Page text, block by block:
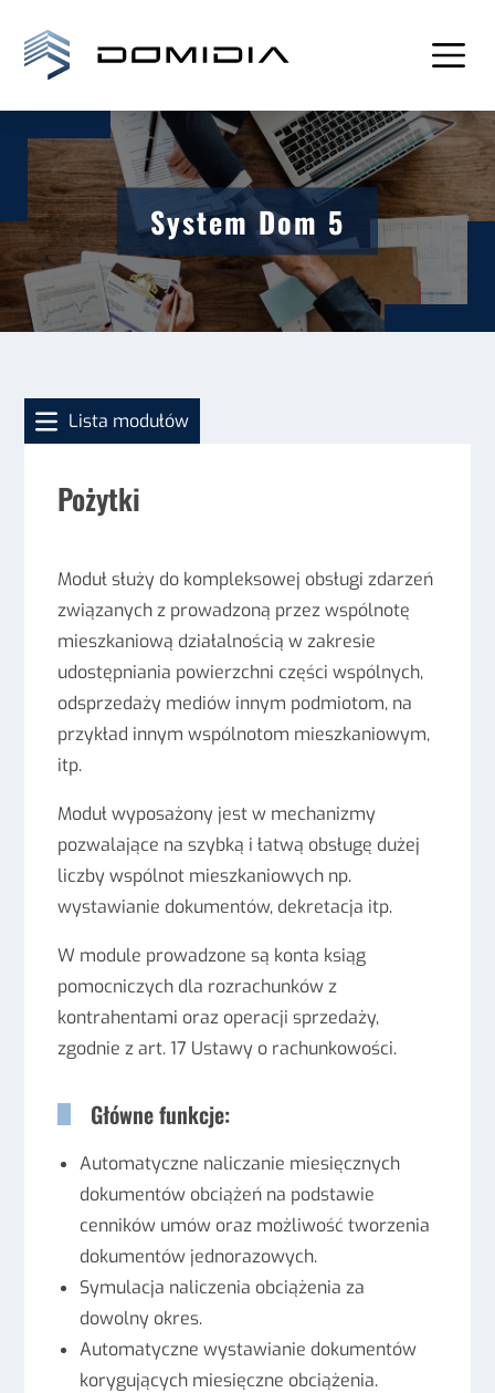
System Dom 5
Lista modułów
Pożytki
Moduł służy do kompleksowej obsługi zdarzeń
związanych z prowadzoną przez wspólnotę
mieszkaniową działalnością w zakresie
udostępniania powierzchni części wspólnych,
odsprzedaży mediów innym podmiotom, na
przykład innym wspólnotom mieszkaniowym,
itp.
Moduł wyposażony jest w mechanizmy
pozwalające na szybką i łatwą obsługę dużej
liczby wspólnot mieszkaniowych np.
wystawianie dokumentów, dekretacja itp.
W module prowadzone są konta ksiąg
pomocniczych dla rozrachunków z
kontrahentami oraz operacji sprzedaży,
zgodnie z art. 17 Ustawy o rachunkowości.
Główne funkcje:
Automatyczne naliczanie miesięcznych
dokumentów obciążeń na podstawie
cenników umów oraz możliwość tworzenia
dokumentów jednorazowych.
Symulacja naliczenia obciążenia za
dowolny okres.
Automatyczne wystawianie dokumentów
korygujących miesięczne obciążenia.